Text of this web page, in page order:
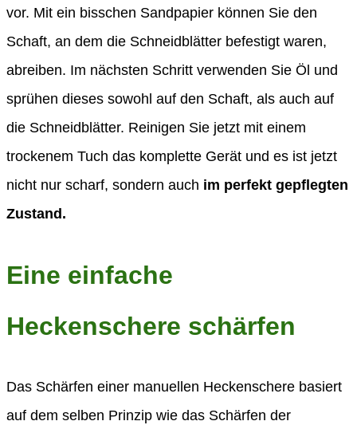
vor. Mit ein bisschen Sandpapier können Sie den
Schaft, an dem die Schneidblätter befestigt waren,
abreiben. Im nächsten Schritt verwenden Sie Öl und
sprühen dieses sowohl auf den Schaft, als auch auf
die Schneidblätter. Reinigen Sie jetzt mit einem
trockenem Tuch das komplette Gerät und es ist jetzt
nicht nur scharf, sondern auch im perfekt gepflegten
Zustand.
Eine einfache
Heckenschere schärfen
Das Schärfen einer manuellen Heckenschere basiert
auf dem selben Prinzip wie das Schärfen der